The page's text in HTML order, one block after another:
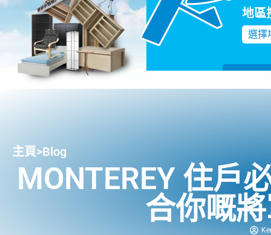
地區
選擇
主頁>Blog
MONTEREY 住戶
合你嘅